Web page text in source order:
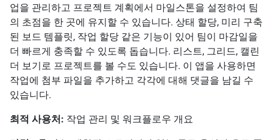
업을 관리하고 프로젝트 계획에서 마일스톤을 설정하여 팀
의 초점을 한 곳에 유지할 수 있습니다. 상태 할당, 미리 구축
된 보드 템플릿, 작업 할당 같은 기능이 있어 팀이 마감일을
더 빠르게 충족할 수 있도록 돕습니다. 리스트, 그리드, 캘린
더 보기로 프로젝트를 볼 수도 있습니다. 이 앱을 사용하면
작업에 첨부 파일을 추가하고 각각에 대해 댓글을 남길 수
있습니다.
최적 사용처: 작업 관리 및 워크플로우 개요